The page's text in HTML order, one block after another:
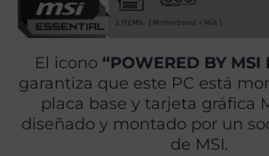
El icono “POWERED BY MSI
garantiza que este PC está
placa base y tarjeta gráfica
diseñado y montado por un
de MSI.